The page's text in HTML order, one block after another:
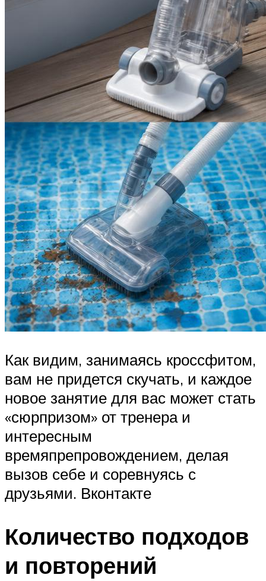
Как видим, занимаясь кроссфитом,
вам не придется скучать, и каждое
новое занятие для вас может стать
«сюрпризом» от тренера и
интересным
времяпрепровождением, делая
вызов себе и соревнуясь с
друзьями. Вконтакте
Количество подходов
и повторений